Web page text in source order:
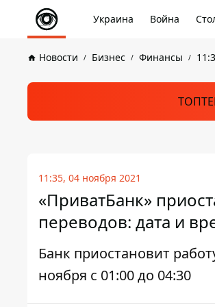
Украина Война
Новости Бизнес Финансы
11:35, 04 ноября 2021
«ПриватБанк»
переводов: дата и
Банк приостановит
ноября с 01:00 до 04:30